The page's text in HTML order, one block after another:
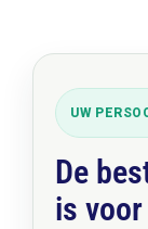
UW
De
is